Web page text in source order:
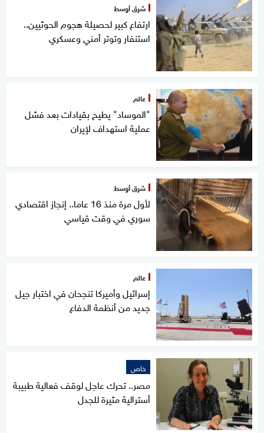
شرق أوسط
ارتفاع كبير لحصيلة هجوم الحوثيين..
استنفار وتوتر أمني وعسكري
عالم
"الموساد" يطيح بقيادات بعد فشل
عملية استهداف لإيران
شرق أوسط
لأول مرة منذ 16 عاما.. إنجاز اقتصادي
سوري في وقت قياسي
عالم
إسرائيل وأميركا تنجحان في اختبار جيل
جديد من أنظمة الدفاع
خاص
مصر.. تحرك عاجل لوقف فعالية طبيبة
أسترالية مثيرة للجدل